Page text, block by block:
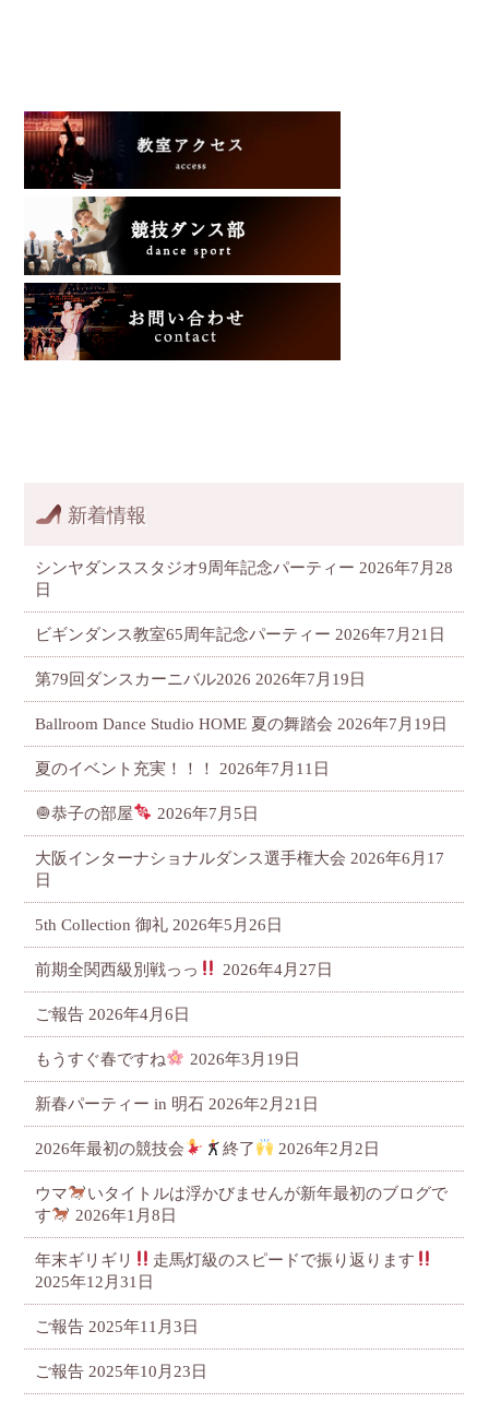
新着情報
シンヤダンススタジオ9周年記念パーティー 2026年7月28
日
ビギンダンス教室65周年記念パーティー 2026年7月21日
第79回ダンスカーニバル2026 2026年7月19日
Ballroom Dance Studio HOME 夏の舞踏会 2026年7月19日
夏のイベント充実！！！ 2026年7月11日
🧅恭子の部屋 2026年7月5日
大阪インターナショナルダンス選手権大会 2026年6月17
日
5th Collection 御礼 2026年5月26日
前期全関西級別戦っっ 2026年4月27日
ご報告 2026年4月6日
もうすぐ春ですね 2026年3月19日
新春パーティー in 明石 2026年2月21日
2026年最初の競技会 終了 2026年2月2日
ウマ
いタイトルは浮かびませんが新年最初のブログで
す
2026年1月8日
年末ギリギリ
走馬灯級のスピードで振り返ります
2025年12月31日
ご報告 2025年11月3日
ご報告 2025年10月23日